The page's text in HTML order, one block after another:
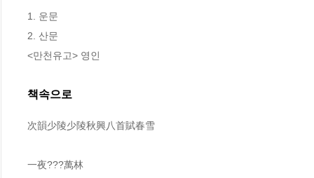
1. 운문
2. 산문
<만천유고> 영인
책속으로
次韻少陵少陵秋興八首賦春雪
一夜???萬林